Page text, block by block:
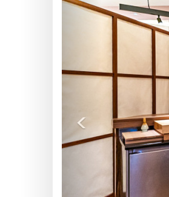
<